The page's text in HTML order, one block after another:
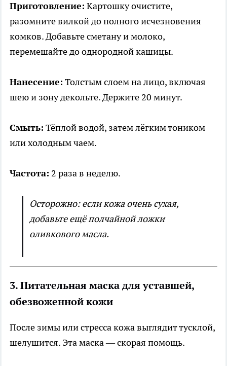
Приготовление: Картошку очистите,
разомните вилкой до полного исчезновения
комков. Добавьте сметану и молоко,
перемешайте до однородной кашицы.
Нанесение: Толстым слоем на лицо, включая
шею и зону декольте. Держите 20 минут.
Смыть: Тёплой водой, затем лёгким тоником
или холодным чаем.
Частота: 2 раза в неделю.
Осторожно: если кожа очень сухая,
добавьте ещё полчайной ложки
оливкового масла.
3. Питательная маска для уставшей,
обезвоженной кожи
После зимы или стресса кожа выглядит тусклой,
шелушится. Эта маска — скорая помощь.